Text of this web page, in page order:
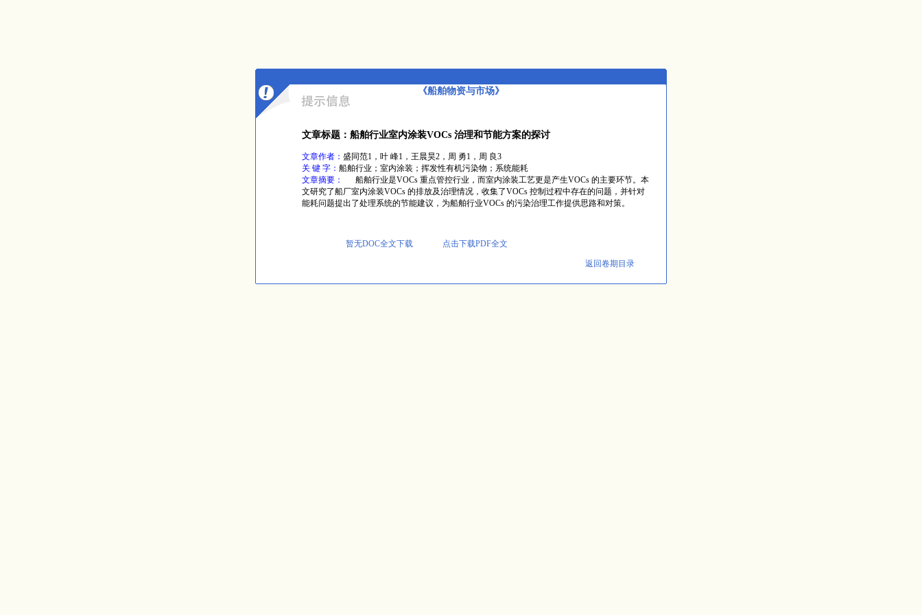
《船舶物资与市场》
文章标题：船舶行业室内涂装VOCs 治理和节能方案的探讨
文章作者： 盛同范1，叶 峰1，王晨昊2，周 勇1，周 良3
关 键 字： 船舶行业；室内涂装；挥发性有机污染物；系统能耗
文章摘要：
船舶行业是VOCs 重点管控行业，而室内涂装工艺更是产生VOCs 的主要环节。本
文研究了船厂室内涂装VOCs 的排放及治理情况，收集了VOCs 控制过程中存在的问题，并针对
能耗问题提出了处理系统的节能建议，为船舶行业VOCs 的污染治理工作提供思路和对策。
暂无DOC全文下载 点击下载PDF全文
返回卷期目录